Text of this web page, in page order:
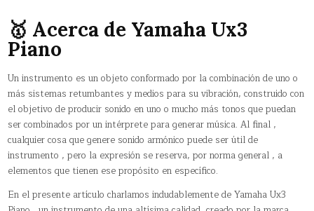
🥇 Acerca de Yamaha Ux3
Piano
Un instrumento es un objeto conformado por la combinación de uno o
más sistemas retumbantes y medios para su vibración, construido con
el objetivo de producir sonido en uno o mucho más tonos que puedan
ser combinados por un intérprete para generar música. Al final ,
cualquier cosa que genere sonido armónico puede ser útil de
instrumento , pero la expresión se reserva, por norma general , a
elementos que tienen ese propósito en específico.
En el presente artículo charlamos indudablemente de Yamaha Ux3